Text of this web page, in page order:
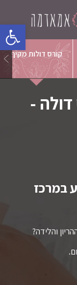
קורס דולות מקיף
דולה -
במרכז
והלידה?